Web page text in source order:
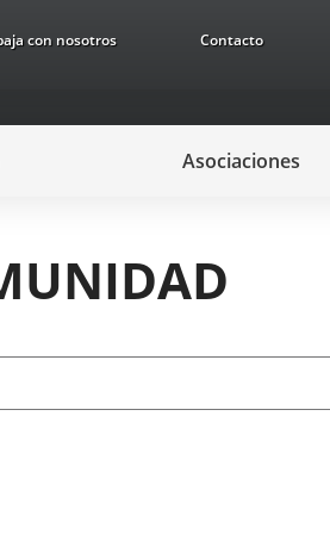
con nosotros Contacto
Asociaciones